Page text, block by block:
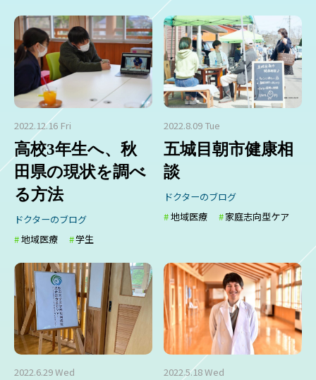
2022.12.16 Fri
高校3年生へ、秋
田県の現状を調べ
る方法
ドクターのブログ
地域医療
学生
2022.8.09 Tue
五城目朝市健康相
談
ドクターのブログ
地域医療
家庭志向型ケア
2022.6.29 Wed 2022.5.18 Wed